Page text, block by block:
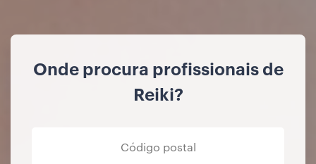
Onde procura profissionais de
Reiki?